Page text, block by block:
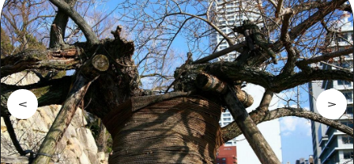
特集
特集一覧
おすすめ
アート
イベント・祭り
モデルコース
モデルコース一覧
Dive! Hiroshima 公式ガイド
広島もしもトラベル
スポット・体験
スポット・体験一覧
イベント